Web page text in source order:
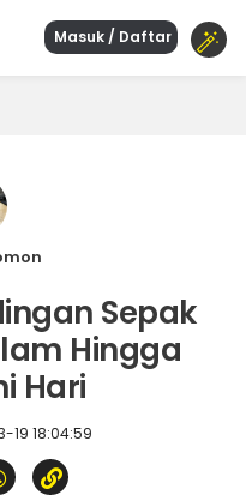
Masuk / Daftar
Sepak
Hingga
Hari
19 18:04:59